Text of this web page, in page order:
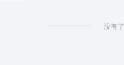
没有了